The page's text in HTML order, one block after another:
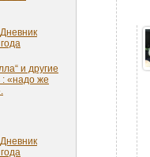
и другие
: «надо же